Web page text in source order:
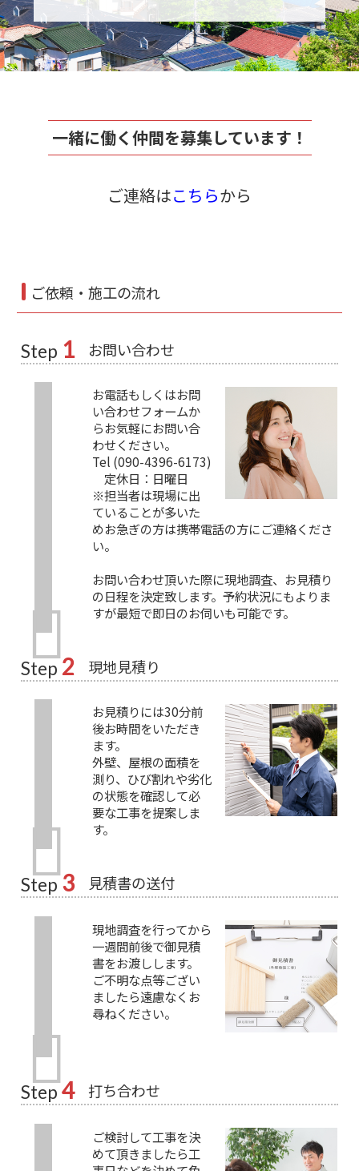
一緒に働く仲間を募集しています！
ご連絡はこちらから
ご依頼・施工の流れ
Step 1 お問い合わせ
お電話もしくはお問
い合わせフォームか
らお気軽にお問い合
わせください。
Tel (090-4396-6173)
定休日：日曜日
※担当者は現場に出
ていることが多いた
めお急ぎの方は携帯電話の方にご連絡くださ
い。
お問い合わせ頂いた際に現地調査、お見積り
の日程を決定致します。予約状況にもよりま
すが最短で即日のお伺いも可能です。
Step 2 現地見積り
お見積りには30分前
後お時間をいただき
ます。
外壁、屋根の面積を
測り、ひび割れや劣化
の状態を確認して必
要な工事を提案しま
す。
Step 3 見積書の送付
現地調査を行ってから
一週間前後で御見積
書をお渡しします。
ご不明な点等ござい
ましたら遠慮なくお
尋ねください。
Step 4 打ち合わせ
ご検討して工事を決
めて頂きましたら工